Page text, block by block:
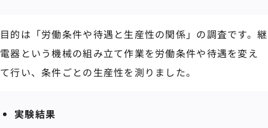
目的は「労働条件や待遇と生産性の関係」の調査です。継
電器という機械の組み立て作業を労働条件や待遇を変え
て行い、条件ごとの生産性を測りました。
実験結果